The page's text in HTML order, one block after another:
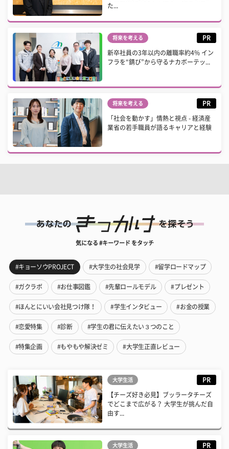
た...
将来を考える PR
新卒社員の3年以内の離職率約4% イン
フラを“錆び”から守るナカボーテッ...
将来を考える PR
「社会を動かす」情熱と視点 - 経済産
業省の若手職員が語るキャリアと経験
気になる #キーワード をタッチ
#キョーソウPROJECT #大学生の社会見学 #留学ロードマップ
#ガクラボ #お仕事図鑑 #先輩ロールモデル #プレゼント
#ほんとにいい会社見つけ隊！ #学生インタビュー #お金の授業
#恋愛特集 #診断 #学生の君に伝えたい３つのこと
#特集企画 #もやもや解決ゼミ #大学生正直レビュー
大学生活 PR
【チーズ好き必見】ブッラータチーズ
でどこまで広がる？ 大学生が挑んだ自
由す...
大学生活 PR